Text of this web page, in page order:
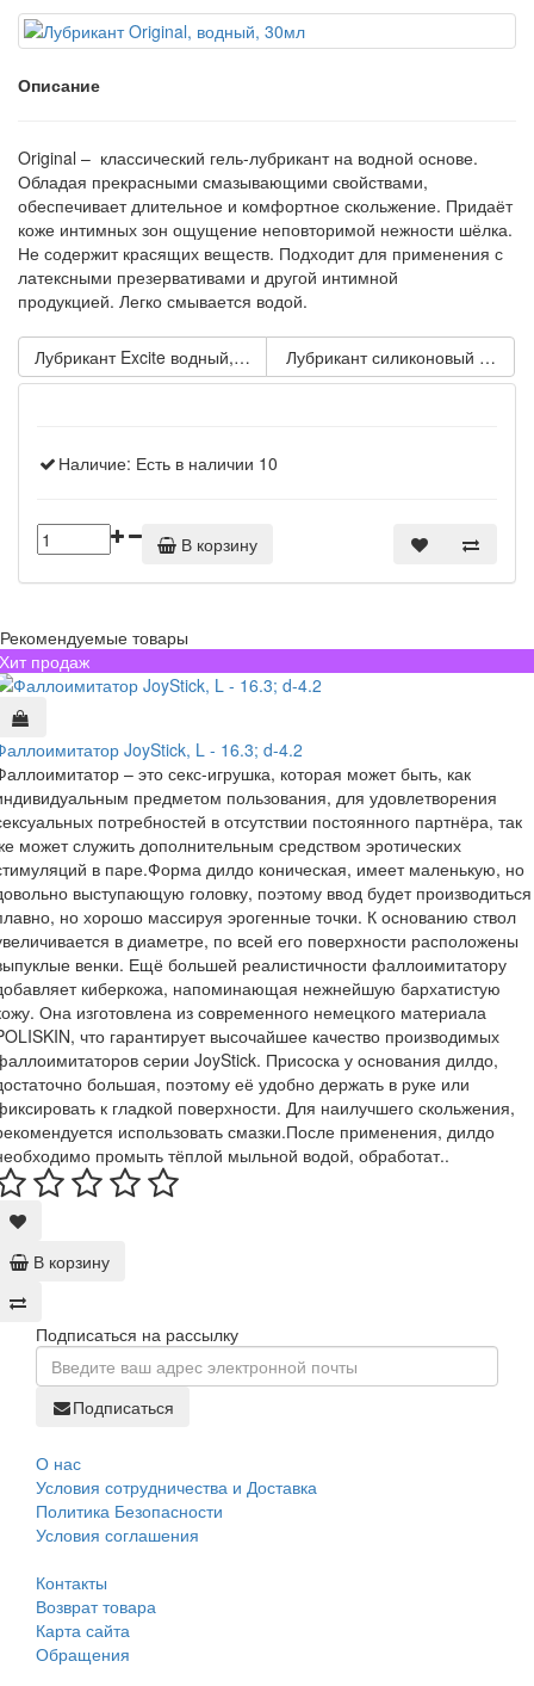
Описание
Original – классический гель-лубрикант на водной основе.
Обладая прекрасными смазывающими свойствами,
обеспечивает длительное и комфортное скольжение. Придаёт
коже интимных зон ощущение неповторимой нежности шёлка.
Не содержит красящих веществ. Подходит для применения с
латексными презервативами и другой интимной
продукцией. Легко смывается водой.
Лубрикант Excite водный, 30мл Лубрикант силиконовый Anal
Наличие: Есть в наличии 10
В корзину
Рекомендуемые товары
Хит продаж
JoyStick, L - 16.3; d-4.2
– это секс-игрушка, которая может быть, как
предметом пользования, для удовлетворения
потребностей в отсутствии постоянного партнёра, так
может служить дополнительным средством эротических
в паре.Форма дилдо коническая, имеет маленькую, но
выступающую головку, поэтому ввод будет производиться
но хорошо массируя эрогенные точки. К основанию ствол
в диаметре, по всей его поверхности расположены
венки. Ещё большей реалистичности фаллоимитатору
киберкожа, напоминающая нежнейшую бархатистую
Она изготовлена из современного немецкого материала
что гарантирует высочайшее качество производимых
серии JoyStick. Присоска у основания дилдо,
большая, поэтому её удобно держать в руке или
к гладкой поверхности. Для наилучшего скольжения,
использовать смазки.После применения, дилдо
промыть тёплой мыльной водой, обработат..
В корзину
Подписаться на рассылку
Подписаться
О нас
Условия сотрудничества и Доставка
Политика Безопасности
Условия соглашения
Контакты
Возврат товара
Карта сайта
Обращения